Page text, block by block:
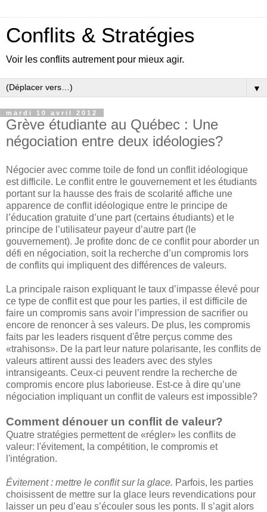
Conflits & Stratégies
Voir les conflits autrement pour mieux agir.
▼
mardi 10 avril 2012
Grève étudiante au Québec : Une
négociation entre deux idéologies?
Négocier avec comme toile de fond un conflit idéologique
est difficile. Le conflit entre le gouvernement et les étudiants
portant sur la hausse des frais de scolarité affiche une
apparence de conflit idéologique entre le principe de
l’éducation gratuite d’une part (certains étudiants) et le
principe de l’utilisateur payeur d’autre part (le
gouvernement). Je profite donc de ce conflit pour aborder un
défi en négociation, soit la recherche d’un compromis lors
de conflits qui impliquent des différences de valeurs.
La principale raison expliquant le taux d’impasse élevé pour
ce type de conflit est que pour les parties, il est difficile de
faire un compromis sans avoir l’impression de sacrifier ou
encore de renoncer à ses valeurs. De plus, les compromis
faits par les leaders risquent d'être perçus comme des
«trahisons». De la part leur nature polarisante, les conflits de
valeurs attirent aussi des leaders avec des styles
intransigeants. Ceux-ci peuvent rendre la recherche de
compromis encore plus laborieuse. Est-ce à dire qu’une
négociation impliquant un conflit de valeurs est impossible?
Comment dénouer un conflit de valeur?
Quatre stratégies permettent de «régler» les conflits de
valeur: l'évitement, la compétition, le compromis et
l'intégration.
Évitement : mettre le conflit sur la glace. Parfois, les parties
choisissent de mettre sur la glace leurs revendications pour
laisser un peu d’eau s’écouler sous les ponts. Il s’agit alors